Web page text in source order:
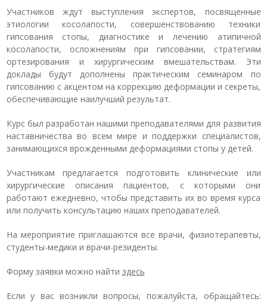
Участников ждут выступления экспертов, посвященные
этиологии косолапости, совершенствованию техники
гипсования стопы, диагностике и лечению атипичной
косолапости, осложнениям при гипсовании, стратегиям
ортезирования и хирургическим вмешательствам. Эти
доклады будут дополнены практическим семинаром по
гипсованию с акцентом на коррекцию деформации и секреты,
обеспечивающие наилучший результат.
Курс был разработан нашими преподавателями для развития
наставничества во всем мире и поддержки специалистов,
занимающихся врожденными деформациями стопы у детей.
Участникам предлагается подготовить клинические или
хирургические описания пациентов, с которыми они
работают ежедневно, чтобы представить их во время курса
или получить консультацию наших преподавателей.
На мероприятие приглашаются все врачи, физиотерапевты,
студенты-медики и врачи-резиденты.
Форму заявки можно найти здесь
Если у вас возникли вопросы, пожалуйста, обращайтесь: